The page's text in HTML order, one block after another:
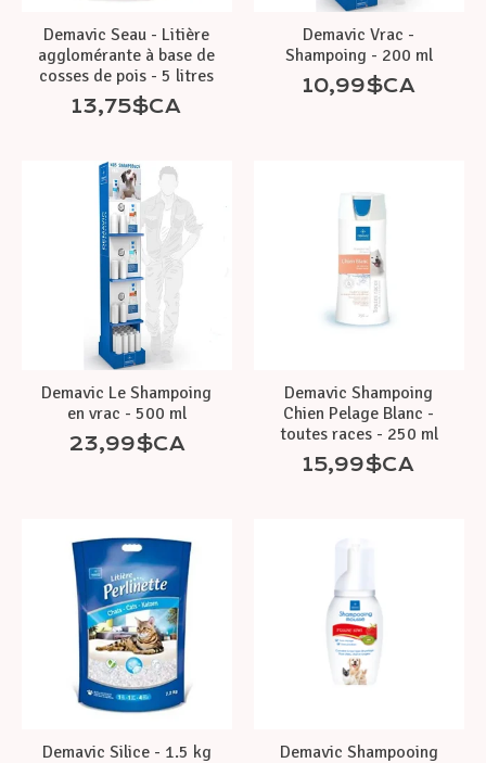
Demavic Seau - Litière
agglomérante à base de
cosses de pois - 5 litres
13,75$CA
Demavic Vrac -
Shampoing - 200 ml
10,99$CA
Demavic Le Shampoing
en vrac - 500 ml
23,99$CA
Demavic Shampoing
Chien Pelage Blanc -
toutes races - 250 ml
15,99$CA
Demavic Silice - 1.5 kg
Demavic Shampooing